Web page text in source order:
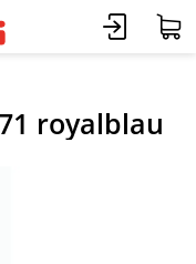
royalblau